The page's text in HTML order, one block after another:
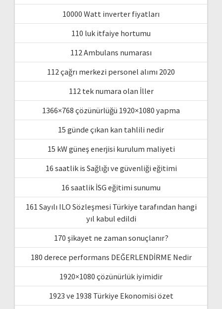
10000 Watt inverter fiyatları
110 luk itfaiye hortumu
112 Ambulans numarası
112 çağrı merkezi personel alımı 2020
112 tek numara olan İller
1366×768 çözünürlüğü 1920×1080 yapma
15 günde çıkan kan tahlili nedir
15 kW güneş enerjisi kurulum maliyeti
16 saatlik is Sağlığı ve güvenliği eğitimi
16 saatlik İSG eğitimi sunumu
161 Sayılı ILO Sözleşmesi Türkiye tarafından hangi
yıl kabul edildi
170 şikayet ne zaman sonuçlanır?
180 derece performans DEĞERLENDİRME Nedir
1920×1080 çözünürlük iyimidir
1923 ve 1938 Türkiye Ekonomisi özet